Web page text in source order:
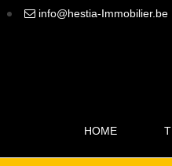
info@hestia-Immobilier.be
HOME